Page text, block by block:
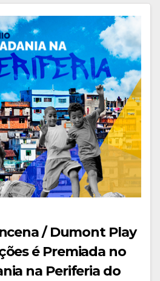
/ Dumont Play
é Premiada no
na Periferia do